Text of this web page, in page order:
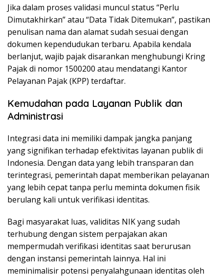
Jika dalam proses validasi muncul status “Perlu
Dimutakhirkan” atau “Data Tidak Ditemukan”, pastikan
penulisan nama dan alamat sudah sesuai dengan
dokumen kependudukan terbaru. Apabila kendala
berlanjut, wajib pajak disarankan menghubungi Kring
Pajak di nomor 1500200 atau mendatangi Kantor
Pelayanan Pajak (KPP) terdaftar.
Kemudahan pada Layanan Publik dan
Administrasi
Integrasi data ini memiliki dampak jangka panjang
yang signifikan terhadap efektivitas layanan publik di
Indonesia. Dengan data yang lebih transparan dan
terintegrasi, pemerintah dapat memberikan pelayanan
yang lebih cepat tanpa perlu meminta dokumen fisik
berulang kali untuk verifikasi identitas.
Bagi masyarakat luas, validitas NIK yang sudah
terhubung dengan sistem perpajakan akan
mempermudah verifikasi identitas saat berurusan
dengan instansi pemerintah lainnya. Hal ini
meminimalisir potensi penyalahgunaan identitas oleh